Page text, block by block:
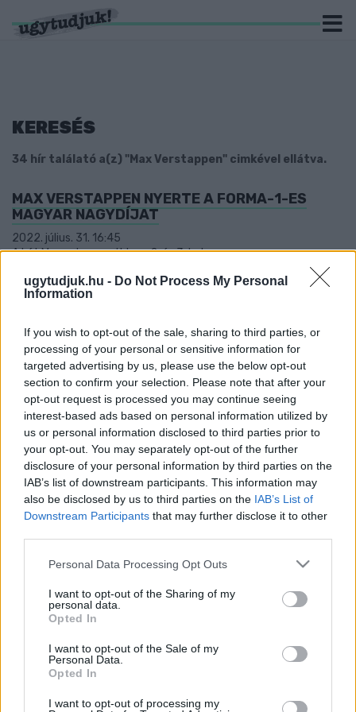
ugytudjuk.hu - Do Not Process My Personal
Information
If you wish to opt-out of the sale, sharing to third parties, or
processing of your personal or sensitive information for
targeted advertising by us, please use the below opt-out
section to confirm your selection. Please note that after your
opt-out request is processed you may continue seeing
interest-based ads based on personal information utilized by
us or personal information disclosed to third parties prior to
your opt-out. You may separately opt-out of the further
disclosure of your personal information by third parties on the
IAB’s list of downstream participants. This information may
also be disclosed by us to third parties on the IAB’s List of
Downstream Participants that may further disclose it to other
Please note that this website/app uses one or more Google
not limited to your visit or usage behaviour. You may click to
grant or deny consent to Google and its third-party tags to
use your data for below specified purposes in below Google
consent section.
Personal Data Processing Opt Outs
I want to opt-out of the Sharing of my
personal data.
Opted In
I want to opt-out of the Sale of my
Personal Data.
Opted In
I want to opt-out of processing my
KERESÉS
34 hír találató a(z) "Max Verstappen" cimkével ellátva.
MAX VERSTAPPEN NYERTE A FORMA-1-ES
MAGYAR NAGYDÍJAT
2022. július. 31. 16:45
A két Mercedes gurult be a 2. és 3. helyre.
VERSTAPPEN-POLE AZ OSZTRÁK NAGYDÍJON,
Ő KEZDHETI AZ ÉLRŐL A SZOMBATI
2022. július. 08. 18:40
A holland világbajnokot a két Ferrari követi.
FORMA-1: KETTŐS RED BULL-GYŐZELEM,
FERRARI-NULLÁZÁS BAKUBAN
2022. június. 12. 14:44
Max Verstappen 25. F1-es sikerét zsebelte be.
FORMA-1: VERSTAPPEN HÚZTA BE AZ UTÓBBI
ÉVEK LEGIZGALMASABB SPANYOL NAGYDÍJÁT
2022. május. 22. 16:41
A holland címvédő legnagyobb riválisa, Charles Leclerc nem
tudta befejezni a versenyt.
FORMA-1: VERSTAPPEN NYERTE AZ EMILIA
ROMAGNA NAGYDÍJAT
A 24 éves pilótának ez pályafutása 22. és idénybeli második
futamgyőzelme.
RED BULL-LAL
2022. március. 03. 12:00
toldotta meg a 2023-ban lejáró eredeti kontraktusát.